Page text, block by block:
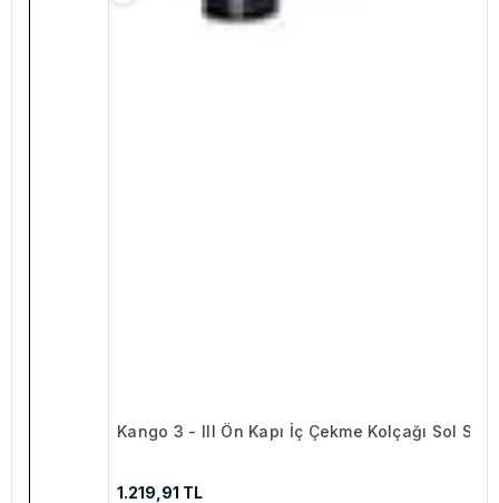
Kango 3 - III Ön Kapı İç Çekme Kolçağı Sol
1.219,91 TL